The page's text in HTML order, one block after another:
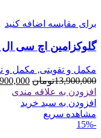
برای مقایسه اضافه کنید
گلوکزامین اچ سی
مکمل و تقویتی, مکمل و
13,900,000تومان قیمت
اصلی
افزودن به علاقه مندی
افزودن به سبد خرید
مشاهده سریع
-15%